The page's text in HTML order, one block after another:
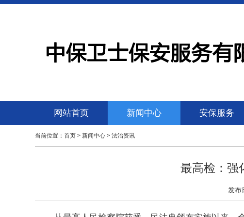
网站首页 新闻中心 安保服务
当前位置： 首页 > 新闻中心 > 法治资讯
最高检：强
发布